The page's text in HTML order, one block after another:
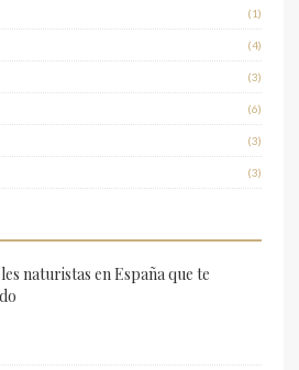
(1)
(4)
(3)
(6)
(3)
(3)
naturistas en España que te